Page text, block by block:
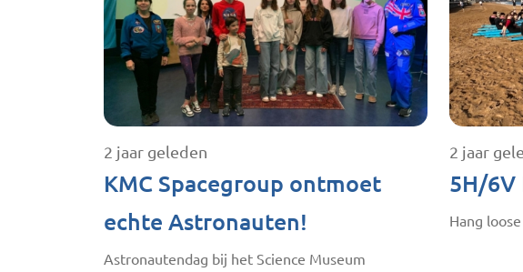
2 jaar geleden
KMC Spacegroup ontmoet
echte Astronauten!
Astronautendag bij het Science Museum
2 jaar
5H/6V
Hang